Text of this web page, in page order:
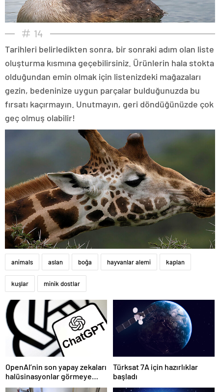
14
Tarihleri belirledikten sonra, bir sonraki adım olan liste
oluşturma kısmına geçebilirsiniz. Ürünlerin hala stokta
olduğundan emin olmak için listenizdeki mağazaları
gezin, bedeninize uygun parçalar bulduğunuzda bu
fırsatı kaçırmayın. Unutmayın, geri döndüğünüzde çok
geç olmuş olabilir!
animals aslan boğa hayvanlar alemi kaplan
kuşlar minik dostlar
OpenAI’nin son yapay zekaları
halüsinasyonlar görmeye
başladı
Türksat 7A için hazırlıklar
başladı